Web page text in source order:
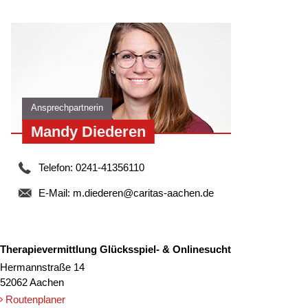
Ansprechpartnerin
Mandy Diederen
Telefon: 0241-41356110
E-Mail: m.diederen@caritas-aachen.de
Therapievermittlung Glücksspiel- & Onlinesucht
Hermannstraße 14
52062 Aachen
Routenplaner